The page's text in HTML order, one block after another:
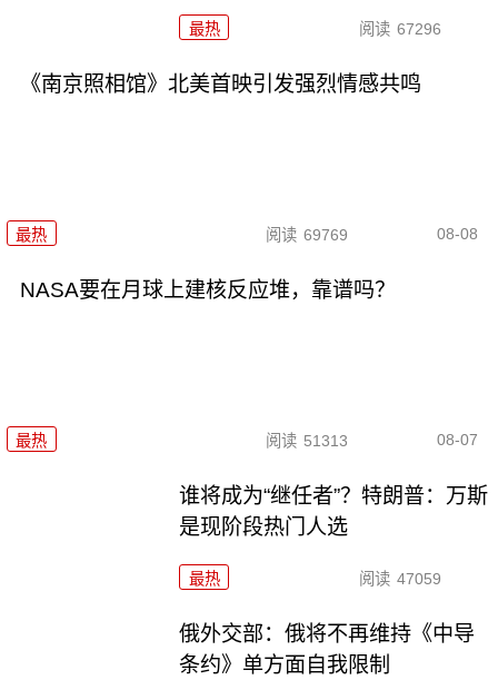
最热 阅读 67296
《南京照相馆》北美首映引发强烈情感共鸣
最热 阅读 69769 08-08
NASA要在月球上建核反应堆，靠谱吗？
最热 阅读 51313 08-07
谁将成为“继任者”？特朗普：万斯
是现阶段热门人选
最热 阅读 47059
俄外交部：俄将不再维持《中导
条约》单方面自我限制